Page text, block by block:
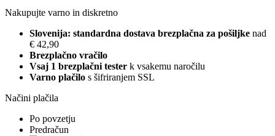
Nakupujte varno in diskretno
Slovenija: standardna dostava brezplačna za pošiljke nad
€ 42,90
Brezplačno vračilo
Vsaj 1 brezplačni tester k vsakemu naročilu
Varno plačilo s šifriranjem SSL
Načini plačila
Po povzetju
Predračun